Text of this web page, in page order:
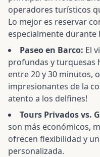
operadores turísticos
Lo mejor es reservar
especialmente durante
Paseo en Barco: El
profundas y turquesas
entre 20 y 30 minutos,
impresionantes de la
atento a los delfines!
Tours Privados vs.
son más económicos,
ofrecen flexibilidad y
personalizada.